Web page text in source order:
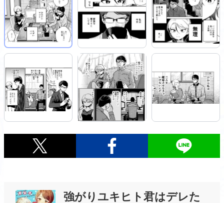
強がりユキヒト君はデレた